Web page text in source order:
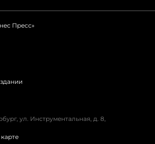
Пресс»
ул. Инструментальная, д. 8,